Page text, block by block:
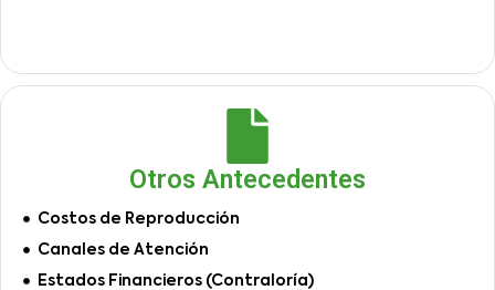
Otros Antecedentes
Costos de Reproducción
Canales de Atención
Estados Financieros (Contraloría)